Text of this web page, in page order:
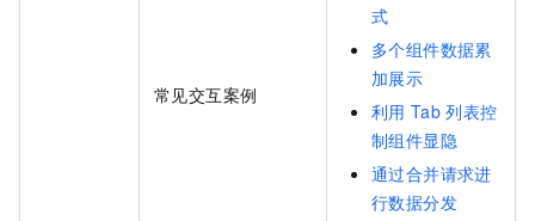
常见交互案例
式
多个组件数据累
加展示
利用 Tab 列表控
制组件显隐
通过合并请求进
行数据分发